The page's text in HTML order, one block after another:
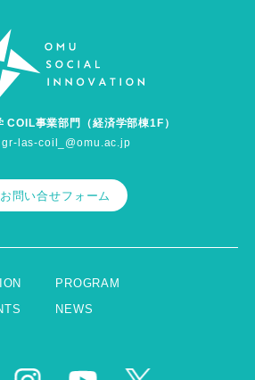
COIL事業部門（経済学部棟1F）
gr-las-coil_@omu.ac.jp
お問い合せフォーム
PROGRAM
NEWS